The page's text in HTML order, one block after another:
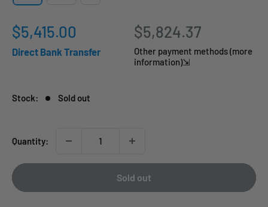
Sale
price
$5,415.00
Direct Bank Transfer
$5,824.37
Other payment methods (more
information)⇲
Stock: Sold out
Quantity:
Sold out